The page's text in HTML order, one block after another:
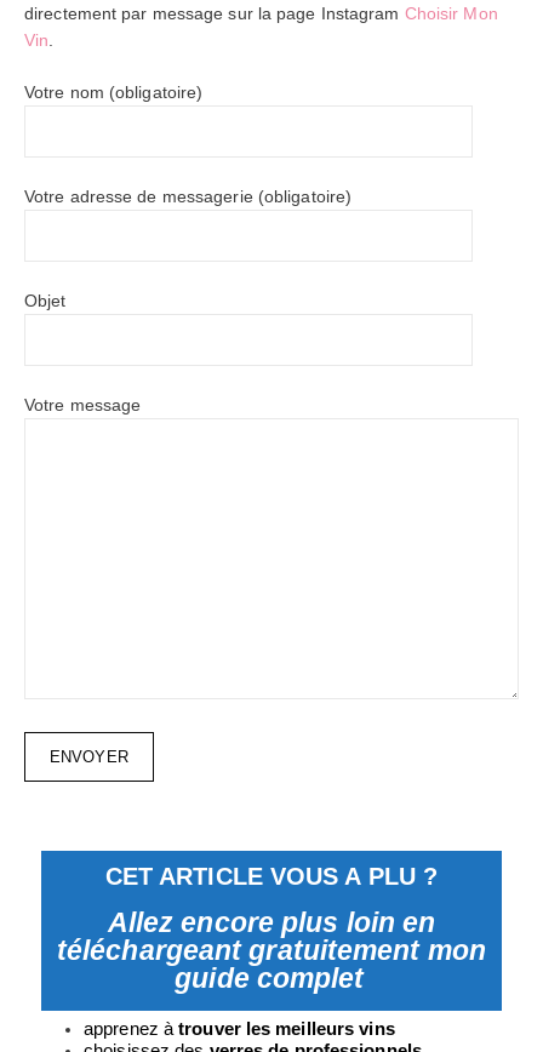
directement par message sur la page Instagram Choisir Mon
Vin
Votre nom (obligatoire)
Votre adresse de messagerie (obligatoire)
Objet
Votre message
CET ARTICLE VOUS A PLU ?
Allez encore plus loin en
téléchargeant gratuitement mon
guide complet
apprenez à trouver les meilleurs vins